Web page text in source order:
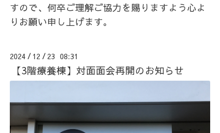
すので、何卒ご理解ご協力を賜りますよう心よ
りお願い申し上げます。
2024 / 12 / 23 08:31
【3階療養棟】対面面会再開のお知らせ